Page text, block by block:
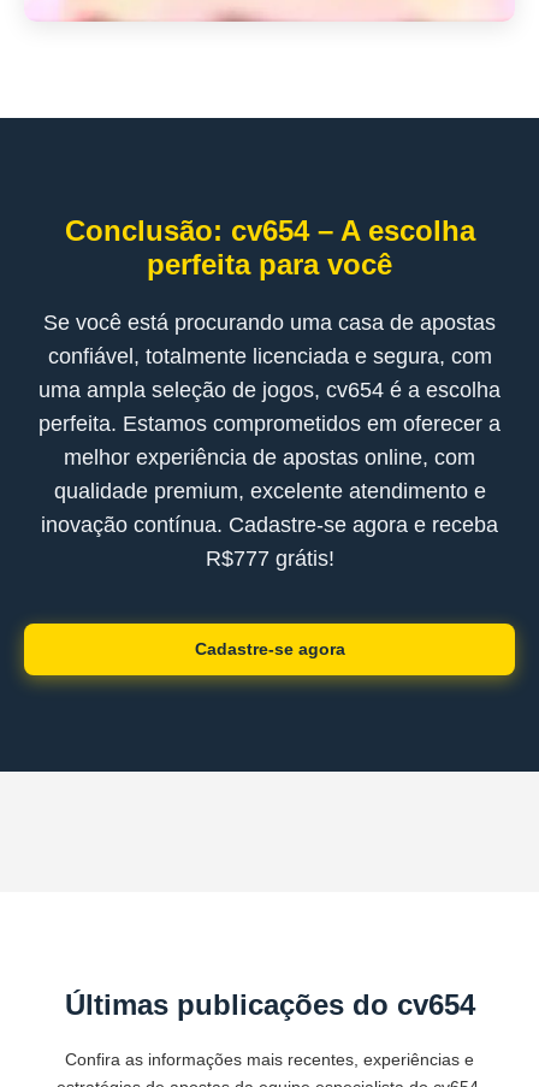
Conclusão: cv654 – A escolha
perfeita para você
Se você está procurando uma casa de apostas
confiável, totalmente licenciada e segura, com
uma ampla seleção de jogos, cv654 é a escolha
perfeita. Estamos comprometidos em oferecer a
melhor experiência de apostas online, com
qualidade premium, excelente atendimento e
inovação contínua. Cadastre-se agora e receba
R$777 grátis!
Cadastre-se agora
Últimas publicações do cv654
Confira as informações mais recentes, experiências e